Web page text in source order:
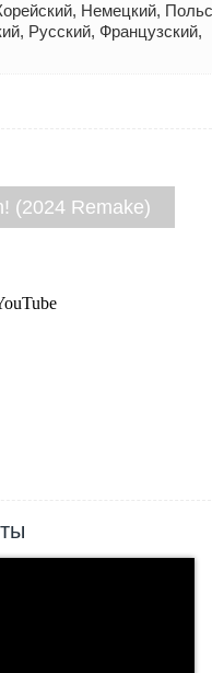
Немецкий,
Русский, Французский,
(2024 Remake)